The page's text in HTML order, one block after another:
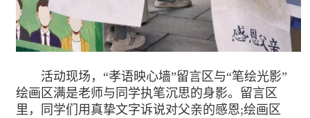
活动现场，“孝语映心墙”留言区与“笔绘光影”
绘画区满是老师与同学执笔沉思的身影。留言区
里，同学们用真挚文字诉说对父亲的感恩;绘画区